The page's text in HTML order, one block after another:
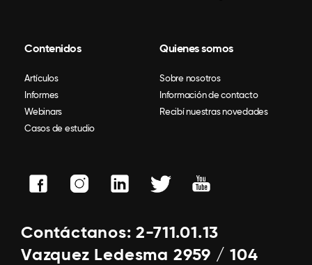
Contenidos
Artículos
Informes
Webinars
Casos de estudio
Quienes somos
Sobre nosotros
Información de contacto
Recibí nuestras novedades
Contáctanos: 2-711.01.13
Vazquez Ledesma 2959 / 104